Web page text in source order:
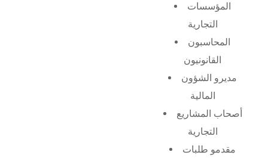
المؤسسات
التجارية
المحاسبون
القانونيون
مديرو الشؤون
المالية
أصحاب المشاريع
التجارية
مقدمو طلبات